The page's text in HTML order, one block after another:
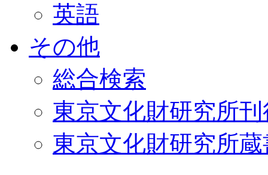
英語
その他
総合検索
東京文化財研究所
東京文化財研究所